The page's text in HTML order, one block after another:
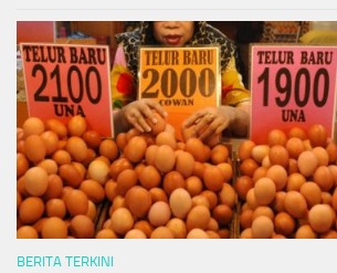
BERITA TERKINI